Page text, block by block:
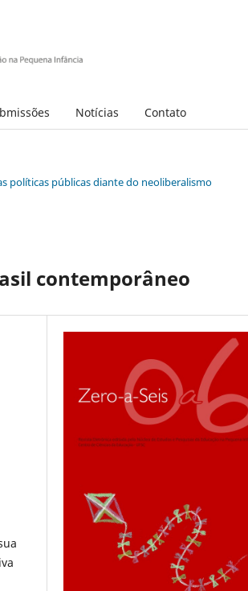
Notícias Contato
políticas públicas diante do neoliberalismo
contemporâneo